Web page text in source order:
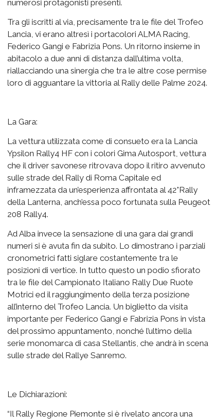
numerosi protagonisti presenti.
Tra gli iscritti al via, precisamente tra le file del Trofeo
Lancia, vi erano altresì i portacolori ALMA Racing,
Federico Gangi e Fabrizia Pons. Un ritorno insieme in
abitacolo a due anni di distanza dall’ultima volta,
riallacciando una sinergia che tra le altre cose permise
loro di agguantare la vittoria al Rally delle Palme 2024.
La Gara:
La vettura utilizzata come di consueto era la Lancia
Ypsilon Rally4 HF con i colori Gima Autosport, vettura
che il driver savonese ritrovava dopo il ritiro avvenuto
sulle strade del Rally di Roma Capitale ed
inframezzata da un’esperienza affrontata al 42°Rally
della Lanterna, anch’essa poco fortunata sulla Peugeot
208 Rally4.
Ad Alba invece la sensazione di una gara dai grandi
numeri si è avuta fin da subito. Lo dimostrano i parziali
cronometrici fatti siglare costantemente tra le
posizioni di vertice. In tutto questo un podio sfiorato
tra le file del Campionato Italiano Rally Due Ruote
Motrici ed il raggiungimento della terza posizione
all’interno del Trofeo Lancia. Un biglietto da visita
importante per Federico Gangi e Fabrizia Pons in vista
del prossimo appuntamento, nonché l’ultimo della
serie monomarca di casa Stellantis, che andrà in scena
sulle strade del Rallye Sanremo.
Le Dichiarazioni:
“Il Rally Regione Piemonte si è rivelato ancora una